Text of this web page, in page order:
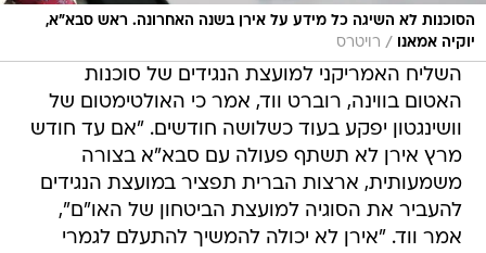
הסוכנות לא השיגה כל מידע על אירן בשנה האחרונה. ראש סבא"א,
יוקיה אמאנו
/ רויטרס
השליח האמריקני למועצת הנגידים של סוכנות
האטום בווינה, רוברט ווד, אמר כי האולטימטום של
וושינגטון יפקע בעוד כשלושה חודשים. "אם עד חודש
מרץ אירן לא תשתף פעולה עם סבא"א בצורה
משמעותית, ארצות הברית תפציר במועצת הנגידים
להעביר את הסוגיה למועצת הביטחון של האו"ם",
אמר ווד. "אירן לא יכולה להמשיך להתעלם לגמרי